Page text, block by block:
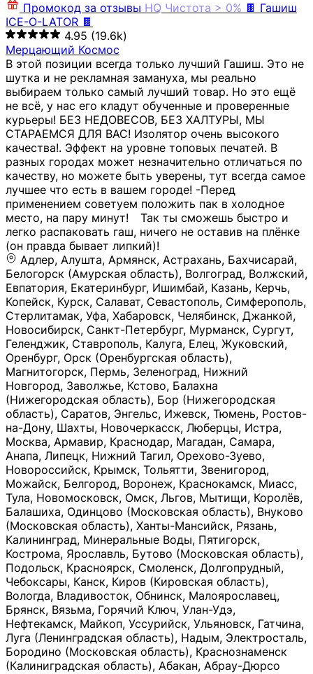
Промокод за отзывы HQ Чистота > 0% 🍫 Гашиш
ICE-O-LATOR 🍫
4.95 (19.6k)
Мерцающий Космос
В этой позиции всегда только лучший Гашиш. Это не
шутка и не рекламная замануха, мы реально
выбираем только самый лучший товар. Но это ещё
не всё, у нас его кладут обученные и проверенные
курьеры! БЕЗ НЕДОВЕСОВ, БЕЗ ХАЛТУРЫ, МЫ
СТАРАЕМСЯ ДЛЯ ВАС! Изолятор очень высокого
качества!. Эффект на уровне топовых печатей. В
разных городах может незначительно отличаться по
качеству, но можете быть уверены, тут всегда самое
лучшее что есть в вашем городе! -Перед
применением советуем положить пак в холодное
место, на пару минут!⠀ Так ты сможешь быстро и
легко распаковать гаш, ничего не оставив на плёнке
(он правда бывает липкий)!
Адлер, Алушта, Армянск, Астрахань, Бахчисарай,
Белогорск (Амурская область), Волгоград, Волжский,
Евпатория, Екатеринбург, Ишимбай, Казань, Керчь,
Копейск, Курск, Салават, Севастополь, Симферополь,
Стерлитамак, Уфа, Хабаровск, Челябинск, Джанкой,
Новосибирск, Санкт-Петербург, Мурманск, Сургут,
Геленджик, Ставрополь, Калуга, Елец, Жуковский,
Оренбург, Орск (Оренбургская область),
Магнитогорск, Пермь, Зеленоград, Нижний
Новгород, Заволжье, Кстово, Балахна
(Нижегородская область), Бор (Нижегородская
область), Саратов, Энгельс, Ижевск, Тюмень, Ростов-
на-Дону, Шахты, Новочеркасск, Люберцы, Истра,
Москва, Армавир, Краснодар, Магадан, Самара,
Анапа, Липецк, Нижний Тагил, Орехово-Зуево,
Новороссийск, Крымск, Тольятти, Звенигород,
Можайск, Белгород, Воронеж, Краснокамск, Миасс,
Тула, Новомосковск, Омск, Льгов, Мытищи, Королёв,
Балашиха, Одинцово (Московская область), Внуково
(Московская область), Ханты-Мансийск, Рязань,
Калининград, Минеральные Воды, Пятигорск,
Кострома, Ярославль, Бутово (Московская область),
Подольск, Красноярск, Смоленск, Долгопрудный,
Чебоксары, Канск, Киров (Кировская область),
Вологда, Владивосток, Обнинск, Малоярославец,
Брянск, Вязьма, Горячий Ключ, Улан-Удэ,
Нефтекамск, Майкоп, Уссурийск, Ульяновск, Гатчина,
Луга (Ленинградская область), Надым, Электросталь,
Бородино (Московская область), Краснознаменск
(Калиниградская область), Абакан, Абрау-Дюрсо